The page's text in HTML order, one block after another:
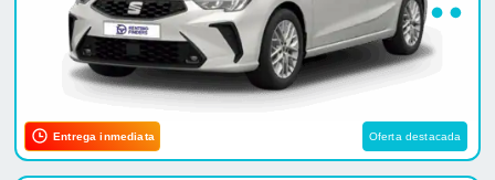
Entrega inmediata Oferta destacada